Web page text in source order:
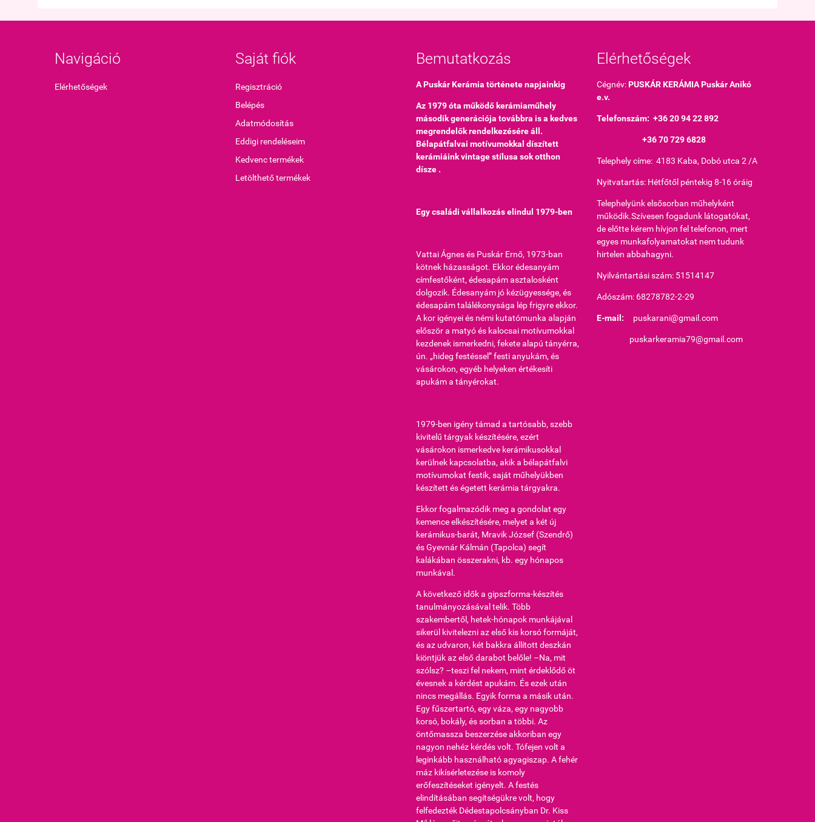
Navigáció
Elérhetőségek
Saját fiók
Regisztráció
Belépés
Adatmódosítás
Eddigi rendeléseim
Kedvenc termékek
Letölthető termékek
Bemutatkozás
A Puskár Kerámia története napjainkig
Az 1979 óta működő kerámiaműhely
második generációja továbbra is a kedves
megrendelők rendelkezésére áll.
Bélapátfalvai motívumokkal díszített
kerámiáink vintage stílusa sok otthon
dísze .
Egy családi vállalkozás elindul 1979-ben
Vattai Ágnes és Puskár Ernő, 1973-ban
kötnek házasságot. Ekkor édesanyám
címfestőként, édesapám asztalosként
dolgozik. Édesanyám jó kézügyessége, és
édesapám találékonysága lép frigyre ekkor.
A kor igényei és némi kutatómunka alapján
először a matyó és kalocsai motívumokkal
kezdenek ismerkedni, fekete alapú tányérra,
ún. „hideg festéssel” festi anyukám, és
vásárokon, egyéb helyeken értékesíti
apukám a tányérokat.
1979-ben igény támad a tartósabb, szebb
kivitelű tárgyak készítésére, ezért
vásárokon ismerkedve kerámikusokkal
kerülnek kapcsolatba, akik a bélapátfalvi
motívumokat festik, saját műhelyükben
készített és égetett kerámia tárgyakra.
Ekkor fogalmazódik meg a gondolat egy
kemence elkészítésére, melyet a két új
kerámikus-barát, Mravik József (Szendrő)
és Gyevnár Kálmán (Tapolca) segít
kalákában összerakni, kb. egy hónapos
munkával.
A következő idők a gipszforma-készítés
tanulmányozásával telik. Több
szakembertől, hetek-hónapok munkájával
sikerül kivitelezni az első kis korsó formáját,
és az udvaron, két bakkra állított deszkán
kiöntjük az első darabot belőle! –Na, mit
szólsz? –teszi fel nekem, mint érdeklődő öt
évesnek a kérdést apukám. És ezek után
nincs megállás. Egyik forma a másik után.
Egy fűszertartó, egy váza, egy nagyobb
korsó, bokály, és sorban a többi. Az
öntőmassza beszerzése akkoriban egy
nagyon nehéz kérdés volt. Tófejen volt a
leginkább használható agyagiszap. A fehér
máz kikísérletezése is komoly
erőfeszítéseket igényelt. A festés
elindításában segítségükre volt, hogy
felfedezték Dédestapolcsányban Dr. Kiss
Elérhetőségek
Cégnév:PUSKÁR KERÁMIA Puskár Anikó
e.v.
Telefonszám: +36 20 94 22 892
+36 70 729 6828
Telephely címe: 4183 Kaba, Dobó utca 2 /A
Nyitvatartás: Hétfőtől péntekig 8-16 óráig
Telephelyünk elsősorban műhelyként
működik.Szívesen fogadunk látogatókat,
de előtte kérem hívjon fel telefonon, mert
egyes munkafolyamatokat nem tudunk
hirtelen abbahagyni.
Nyilvántartási szám: 51514147
Adószám: 68278782-2-29
E-mail: puskarani@gmail.com
puskarkeramia79@gmail.com